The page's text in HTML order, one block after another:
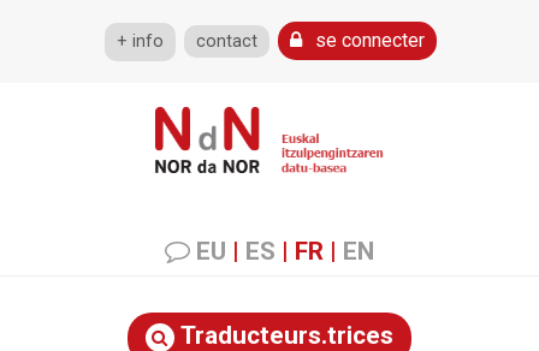
+ info contact se connecter
EU | ES | FR | EN
Traducteurs.trices